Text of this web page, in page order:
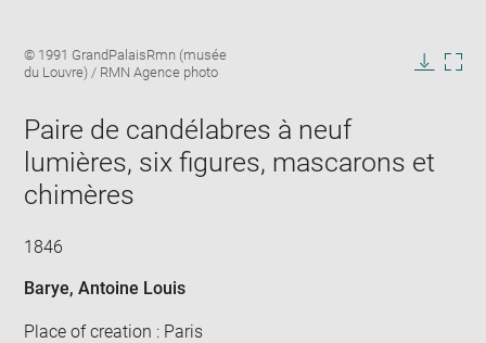
window
Image
caption:
© 1991 GrandPalaisRmn (musée
du Louvre) / RMN Agence photo
Paire de candélabres à neuf
lumières, six figures, mascarons et
chimères
1846
Barye, Antoine Louis
Place of creation : Paris